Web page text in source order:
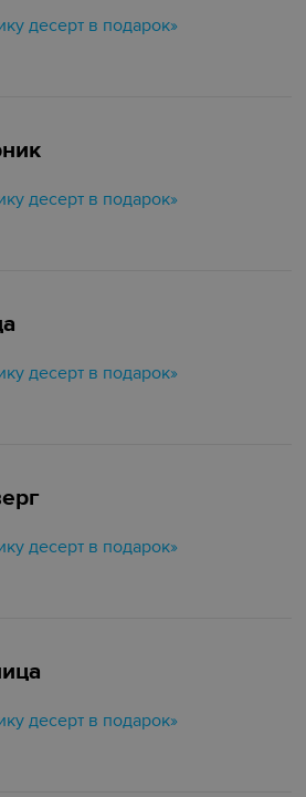
десерт в подарок»
десерт в подарок»
десерт в подарок»
десерт в подарок»
десерт в подарок»